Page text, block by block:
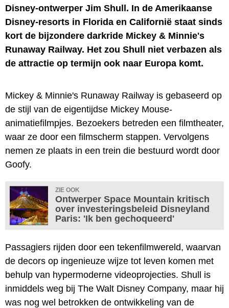
Disney-ontwerper Jim Shull. In de Amerikaanse
Disney-resorts in Florida en Californië staat sinds
kort de bijzondere darkride Mickey & Minnie's
Runaway Railway. Het zou Shull niet verbazen als
de attractie op termijn ook naar Europa komt.
Mickey & Minnie's Runaway Railway is gebaseerd op
de stijl van de eigentijdse Mickey Mouse-
animatiefilmpjes. Bezoekers betreden een filmtheater,
waar ze door een filmscherm stappen. Vervolgens
nemen ze plaats in een trein die bestuurd wordt door
Goofy.
ZIE OOK
Ontwerper Space Mountain kritisch
over investeringsbeleid Disneyland
Paris: 'Ik ben gechoqueerd'
Passagiers rijden door een tekenfilmwereld, waarvan
de decors op ingenieuze wijze tot leven komen met
behulp van hypermoderne videoprojecties. Shull is
inmiddels weg bij The Walt Disney Company, maar hij
was nog wel betrokken de ontwikkeling van de